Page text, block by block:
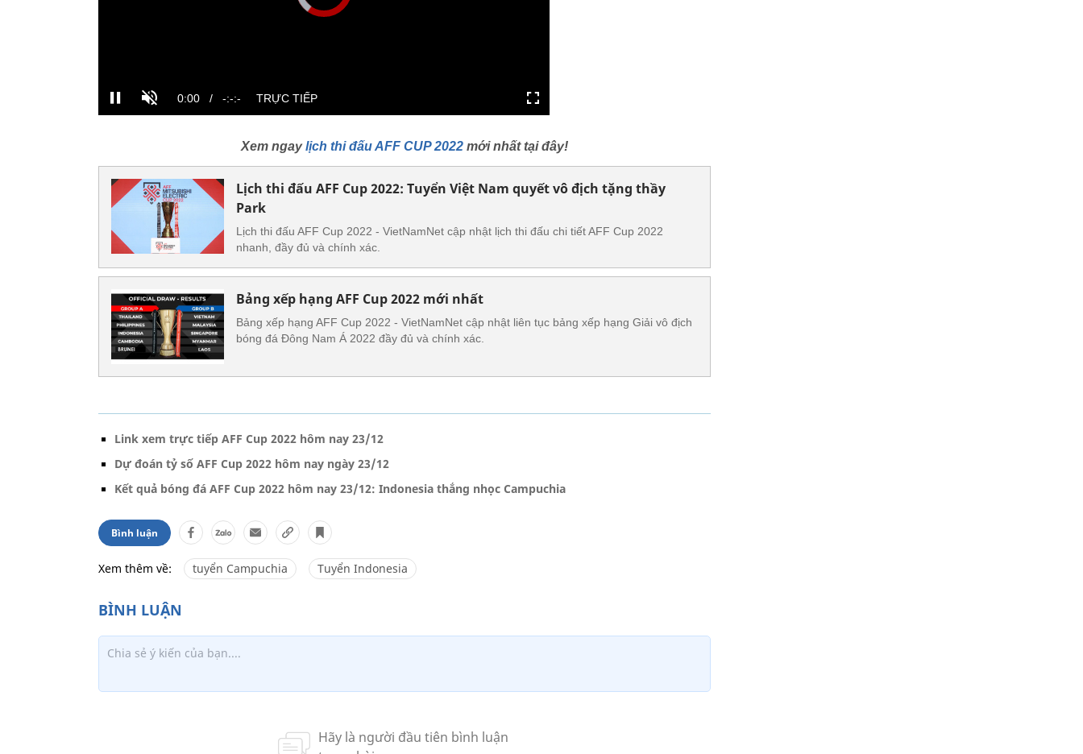
Xem ngaylịch thi đấu AFF CUP 2022 mới nhất tại đây!
Lịch thi đấu AFF Cup 2022: Tuyển Việt Nam quyết vô địch tặng thầy
Park
Lịch thi đấu AFF Cup 2022 - VietNamNet cập nhật lịch thi đấu chi tiết AFF Cup 2022
nhanh, đầy đủ và chính xác.
Bảng xếp hạng AFF Cup 2022 mới nhất
Bảng xếp hạng AFF Cup 2022 - VietNamNet cập nhật liên tục bảng xếp hạng Giải vô địch
bóng đá Đông Nam Á 2022 đầy đủ và chính xác.
Link xem trực tiếp AFF Cup 2022 hôm nay 23/12
Dự đoán tỷ số AFF Cup 2022 hôm nay ngày 23/12
Kết quả bóng đá AFF Cup 2022 hôm nay 23/12: Indonesia thắng nhọc Campuchia
Bình luận
Xem thêm về: tuyển Campuchia Tuyển Indonesia